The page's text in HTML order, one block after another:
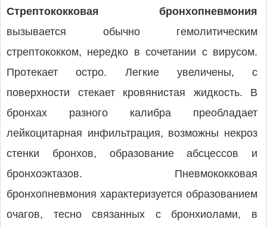
Стрептококковая бронхопневмония
вызывается обычно гемолитическим
стрептококком, нередко в сочетании с вирусом.
Протекает остро. Легкие увеличены, с
поверхности стекает кровянистая жидкость. В
бронхах разного калибра преобладает
лейкоцитарная инфильтрация, возможны некроз
стенки бронхов, образование абсцессов и
бронхоэктазов. Пневмококковая
бронхопневмония характеризуется образованием
очагов, тесно связанных с бронхиолами, в